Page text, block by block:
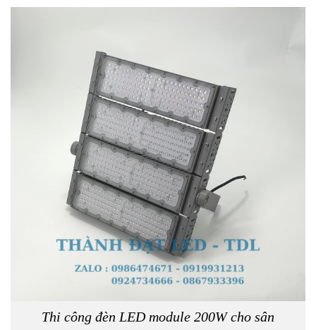
Thi công đèn LED module 200W cho sân